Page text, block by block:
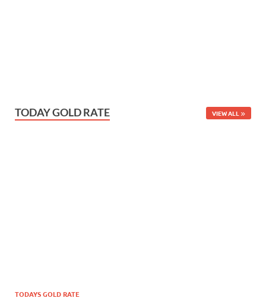
TODAY GOLD RATE VIEW ALL
TODAYS GOLD RATE